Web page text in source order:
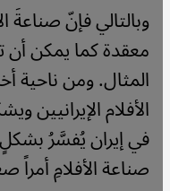
وبالتالي فإنّ
معقدة كما يمكن
المثال. ومن ناحية
الأفلام
في إيران يُفسَّرُ
صناعة الأفلامِ أمراً